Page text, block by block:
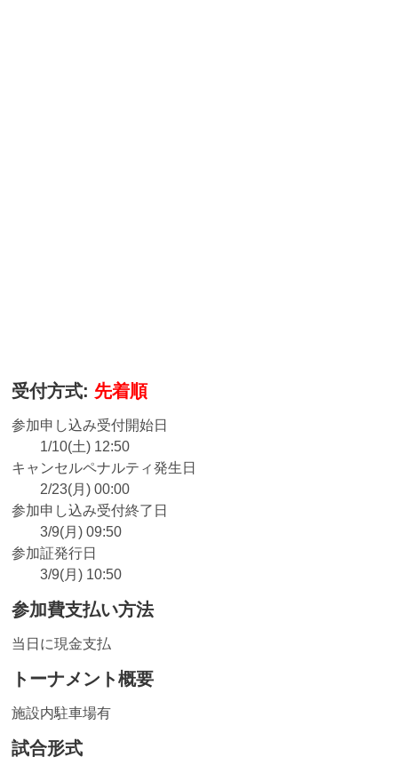
受付方式: 先着順
参加申し込み受付開始日
1/10(土) 12:50
キャンセルペナルティ発生日
2/23(月) 00:00
参加申し込み受付終了日
3/9(月) 09:50
参加証発行日
3/9(月) 10:50
参加費支払い方法
当日に現金支払
トーナメント概要
施設内駐車場有
試合形式